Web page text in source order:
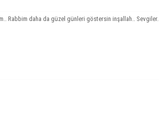
Rabbim daha da güzel günleri göstersin inşallah.. Sevgiler.